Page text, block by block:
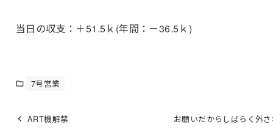
当日の収支：＋51.5ｋ(年間：－36.5ｋ)
7号営業
ART機解禁 お願いだからしばらく外